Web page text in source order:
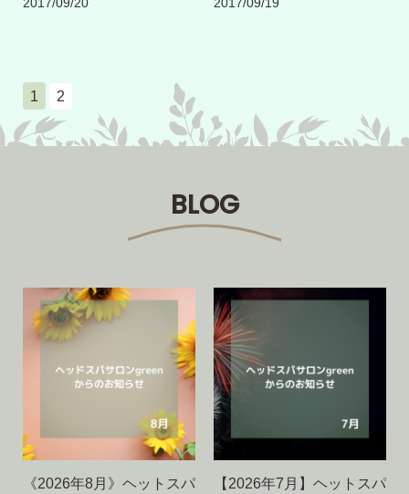
1 2
BLOG
《2026年8月》ヘットスパ
【2026年7月】ヘットスパ